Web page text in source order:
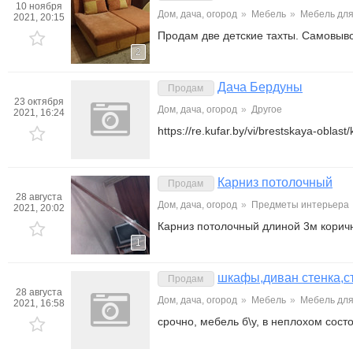
10 ноября
2021, 20:15
2
Дом, дача, огород » Мебель » Мебель
Продам две детские тахты.
23 октября
2021, 16:24
Продам Дача Бердуны
Дом, дача, огород » Другое
https://re.kufar.by/vi/brestskaya-
28 августа
2021, 20:02
1
Продам Карниз потолочный
Дом, дача, огород » Предметы интерьера
Карниз потолочный длиной 3м
28 августа
2021, 16:58
Продам шкафы,диван
Дом, дача, огород » Мебель » Мебель
срочно, мебель б\у, в неплохом